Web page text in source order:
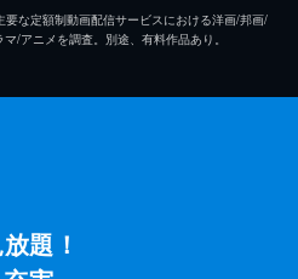
な定額制動画配信サービスにおける洋画/邦画/
/アニメを調査。別途、有料作品あり。
題！